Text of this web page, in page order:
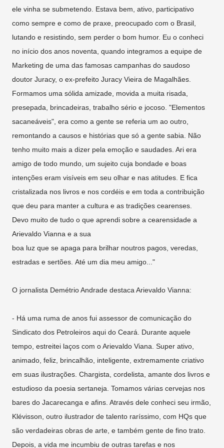
ele vinha se submetendo. Estava bem, ativo, participativo
como sempre e como de praxe, preocupado com o Brasil,
lutando e resistindo, sem perder o bom humor. Eu o conheci
no início dos anos noventa, quando integramos a equipe de
Marketing de uma das famosas campanhas do saudoso
doutor Juracy, o ex-prefeito Juracy Vieira de Magalhães.
Formamos uma sólida amizade, movida a muita risada,
presepada, brincadeiras, trabalho sério e jocoso. "Elementos
sacaneáveis", era como a gente se referia um ao outro,
remontando a causos e histórias que só a gente sabia. Não
tenho muito mais a dizer pela emoção e saudades. Ari era
amigo de todo mundo, um sujeito cuja bondade e boas
intenções eram visíveis em seu olhar e nas atitudes. E fica
cristalizada nos livros e nos cordéis e em toda a contribuição
que deu para manter a cultura e as tradições cearenses.
Devo muito de tudo o que aprendi sobre a cearensidade a
Arievaldo Vianna e a sua
boa luz que se apaga para brilhar noutros pagos, veredas,
estradas e sertões. Até um dia meu amigo..."
O jornalista Demétrio Andrade destaca Arievaldo Vianna:
- Há uma ruma de anos fui assessor de comunicação do
Sindicato dos Petroleiros aqui do Ceará. Durante aquele
tempo, estreitei laços com o Arievaldo Viana. Super ativo,
animado, feliz, brincalhão, inteligente, extremamente criativo
em suas ilustrações. Chargista, cordelista, amante dos livros e
estudioso da poesia sertaneja. Tomamos várias cervejas nos
bares do Jacarecanga e afins. Através dele conheci seu irmão,
Klévisson, outro ilustrador de talento raríssimo, com HQs que
são verdadeiras obras de arte, e também gente de fino trato.
Depois, a vida me incumbiu de outras tarefas e nos